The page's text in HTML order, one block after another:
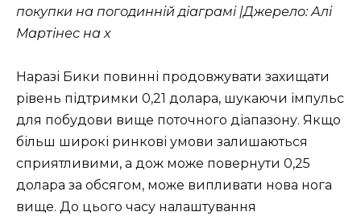
покупки на погодинній діаграмі |Джерело: Алі
Мартінес на x
Наразі Бики повинні продовжувати захищати
рівень підтримки 0,21 долара, шукаючи імпульс
для побудови вище поточного діапазону. Якщо
більш широкі ринкові умови залишаються
сприятливими, а дож може повернути 0,25
долара за обсягом, може випливати нова нога
вище. До цього часу налаштування